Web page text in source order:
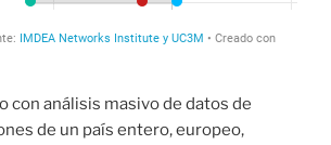
con análisis masivo de datos de
de un país entero, europeo,